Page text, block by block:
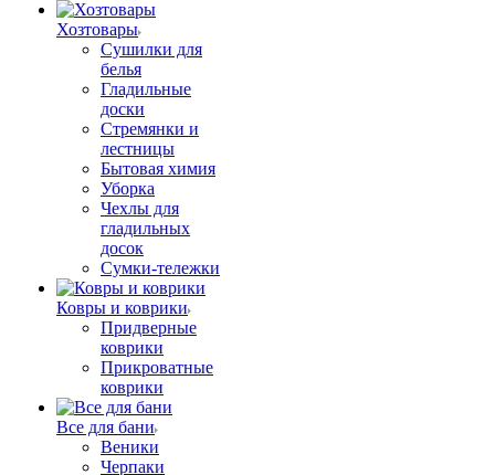
Хозтовары
Сушилки для
белья
Гладильные
доски
Стремянки и
лестницы
Бытовая химия
Уборка
Чехлы для
гладильных
досок
Сумки-тележки
Ковры и коврики
Придверные
коврики
Прикроватные
коврики
Все для бани
Веники
Черпаки